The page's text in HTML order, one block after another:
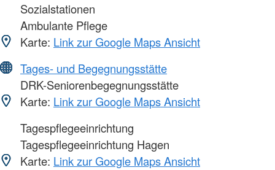
Sozialstationen
Ambulante Pflege
Karte: Link zur Google Maps Ansicht
Tages- und Begegnungsstätte
DRK-Seniorenbegegnungsstätte
Karte: Link zur Google Maps Ansicht
Tagespflegeeinrichtung
Tagespflegeeinrichtung Hagen
Karte: Link zur Google Maps Ansicht